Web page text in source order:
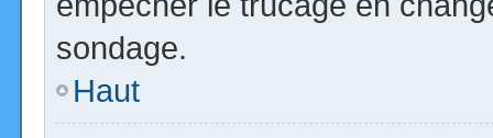
sondage.
Haut